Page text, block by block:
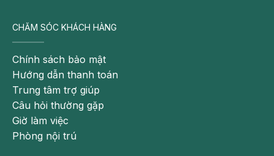
Cơ sở vật chất hiện đại
Phòng lưu viện tiện nghi, sạch sẽ, thoải mái
Khám tất cả các ngày trong tuần, không phụ phí
Miễn phí buffet sau khám tại nhà hàng ngay trong
bệnh viện
CHĂM SÓC KHÁCH HÀNG
Chính sách bảo mật
Hướng dẫn thanh toán
Trung tâm trợ giúp
Câu hỏi thường gặp
Giờ làm việc
Phòng nội trú